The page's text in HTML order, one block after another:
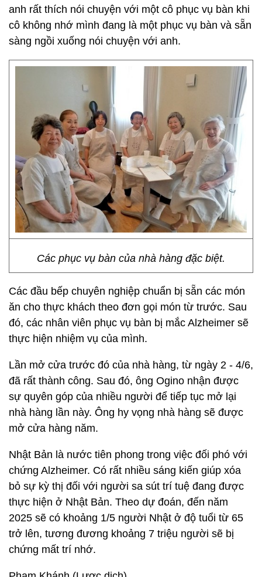
anh rất thích nói chuyện với một cô phục vụ bàn khi
cô không nhớ mình đang là một phục vụ bàn và sẵn
sàng ngồi xuống nói chuyện với anh.
Các phục vụ bàn của nhà hàng đặc biệt.
Các đầu bếp chuyên nghiệp chuẩn bị sẵn các món
ăn cho thực khách theo đơn gọi món từ trước. Sau
đó, các nhân viên phục vụ bàn bị mắc Alzheimer sẽ
thực hiện nhiệm vụ của mình.
Lần mở cửa trước đó của nhà hàng, từ ngày 2 - 4/6,
đã rất thành công. Sau đó, ông Ogino nhận được
sự quyên góp của nhiều người để tiếp tục mở lại
nhà hàng lần này. Ông hy vọng nhà hàng sẽ được
mở cửa hàng năm.
Nhật Bản là nước tiên phong trong việc đối phó với
chứng Alzheimer. Có rất nhiều sáng kiến giúp xóa
bỏ sự kỳ thị đối với người sa sút trí tuệ đang được
thực hiện ở Nhật Bản. Theo dự đoán, đến năm
2025 sẽ có khoảng 1/5 người Nhật ở độ tuổi từ 65
trở lên, tương đương khoảng 7 triệu người sẽ bị
chứng mất trí nhớ.